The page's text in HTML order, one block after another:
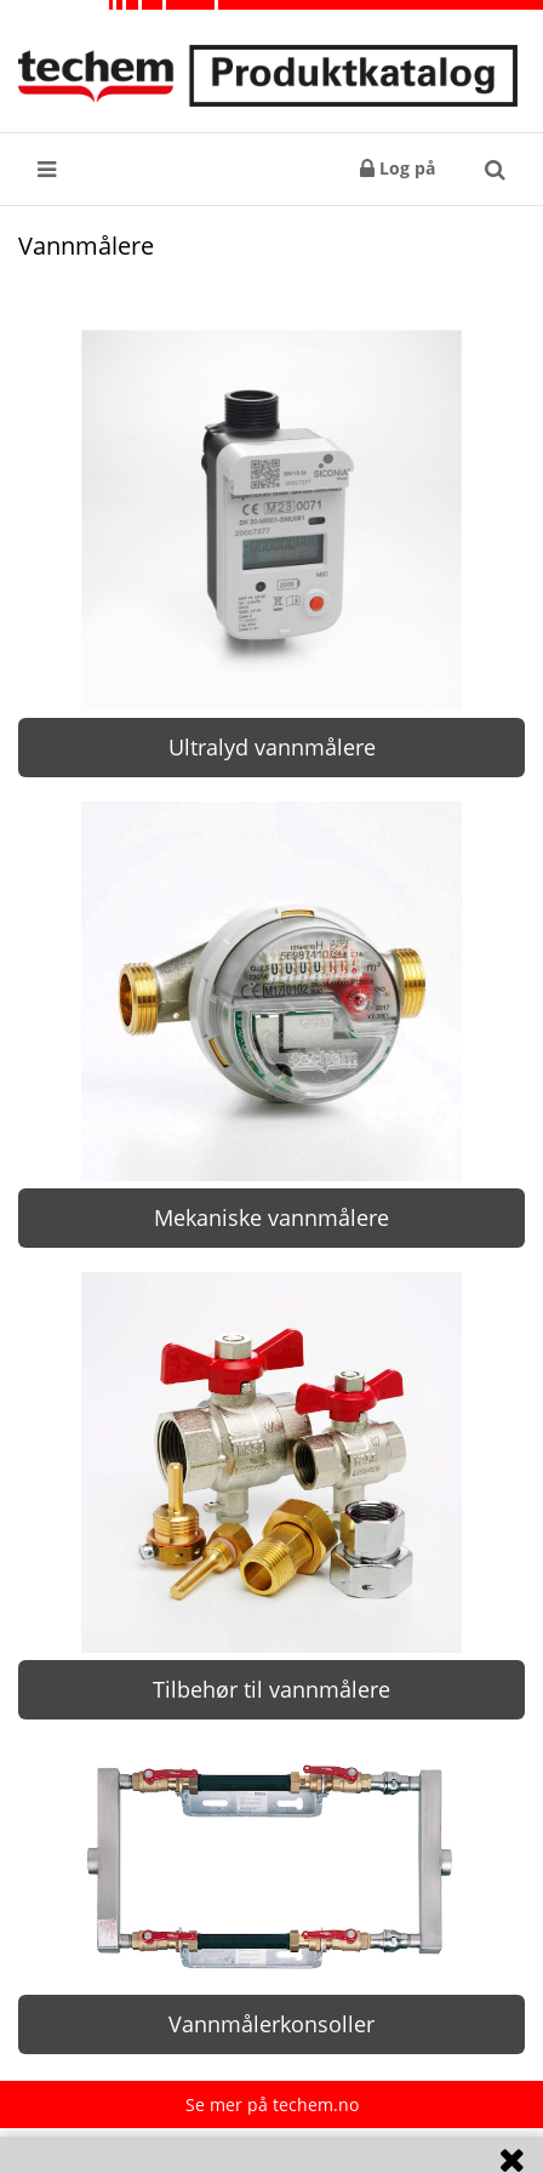
Log på Søk
Vannmålere
Ultralyd vannmålere
Mekaniske vannmålere
Tilbehør til vannmålere
Vannmålerkonsoller
Se mer på techem.no